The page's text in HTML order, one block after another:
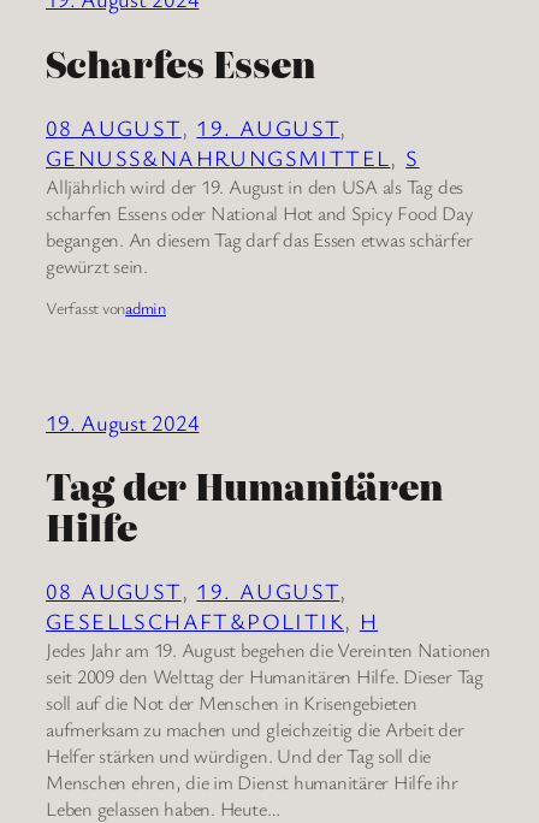
Scharfes Essen
08 AUGUST, 19. AUGUST
GENUSS&NAHRUNGSMITTEL , S
Alljährlich wird der 19. August in den USA als Tag des
scharfen Essens oder National Hot and Spicy Food Day
begangen. An diesem Tag darf das Essen etwas schärfer
gewürzt sein.
Verfasst vonadmin
19. August 2024
Tag der Humanitären
Hilfe
08 AUGUST, 19. AUGUST
GESELLSCHAFT&POLITIK, H
Jedes Jahr am 19. August begehen die Vereinten Nationen
seit 2009 den Welttag der Humanitären Hilfe. Dieser Tag
soll auf die Not der Menschen in Krisengebieten
aufmerksam zu machen und gleichzeitig die Arbeit der
Helfer stärken und würdigen. Und der Tag soll die
Menschen ehren, die im Dienst humanitärer Hilfe ihr
Leben gelassen haben. Heute…